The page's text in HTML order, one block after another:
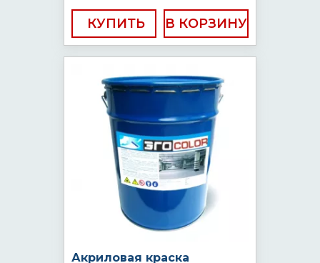
КУПИТЬ
Акриловая краска